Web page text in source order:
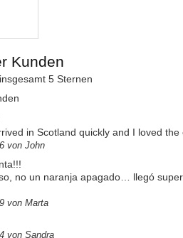
Kunden
5 Sternen
in Scotland quickly and I loved the
von John
no un naranja apagado… llegó
von Marta
von Sandra